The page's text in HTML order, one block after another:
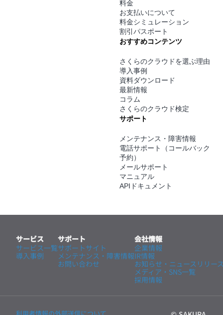
料金
お支払いについて
料金シミュレーション
割引パスポート
おすすめコンテンツ
さくらのクラウドを選ぶ理由
導入事例
資料ダウンロード
最新情報
コラム
さくらのクラウド検定
サポート
メンテナンス・障害情報
電話サポート（コールバック
予約）
メールサポート
マニュアル
APIドキュメント
サービス
サービス一覧
導入事例
サポート
サポートサイト
メンテナンス・ 障害情報
お問い合わせ
会社情報
企業情報
IR情報
お知らせ・ニュースリリー
メディア・SNS一覧
採用情報
利用者情報の外部送信について